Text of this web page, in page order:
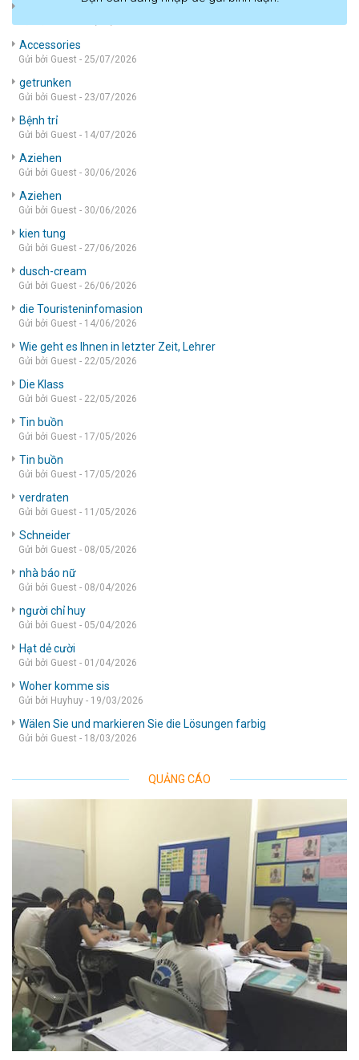
Accessories
Gửi bởi Guest - 25/07/2026
getrunken
Gửi bởi Guest - 23/07/2026
Bệnh trỉ
Gửi bởi Guest - 14/07/2026
Aziehen
Gửi bởi Guest - 30/06/2026
Aziehen
Gửi bởi Guest - 30/06/2026
kien tung
Gửi bởi Guest - 27/06/2026
dusch-cream
Gửi bởi Guest - 26/06/2026
die Touristeninfomasion
Gửi bởi Guest - 14/06/2026
Wie geht es Ihnen in letzter Zeit, Lehrer
Gửi bởi Guest - 22/05/2026
Die Klass
Gửi bởi Guest - 22/05/2026
Tin buồn
Gửi bởi Guest - 17/05/2026
Tin buồn
Gửi bởi Guest - 17/05/2026
verdraten
Gửi bởi Guest - 11/05/2026
Schneider
Gửi bởi Guest - 08/05/2026
nhà báo nữ
Gửi bởi Guest - 08/04/2026
người chỉ huy
Gửi bởi Guest - 05/04/2026
Hạt dẻ cười
Gửi bởi Guest - 01/04/2026
Woher komme sis
Gửi bởi Huyhuy - 19/03/2026
Wälen Sie und markieren Sie die Lösungen farbig
Gửi bởi Guest - 18/03/2026
QUẢNG CÁO